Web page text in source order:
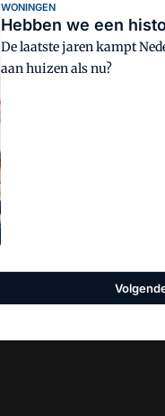
WONINGEN
Hebben we een
De laatste jaren kampt
aan huizen als nu?